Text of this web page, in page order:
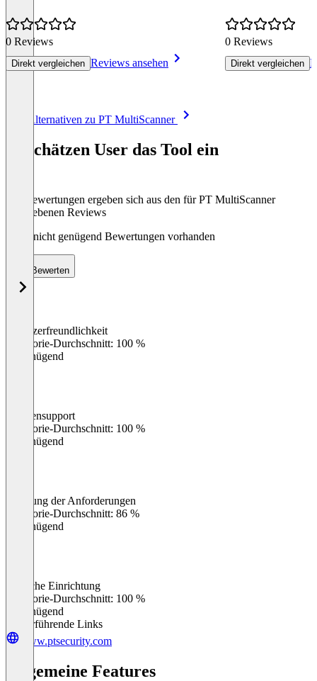
0 Reviews
Direkt vergleichen Reviews ansehen
0 Reviews
Direkt vergleichen
Alle Alternativen zu PT MultiScanner
So schätzen User das Tool ein
Die Bewertungen ergeben sich aus den für PT MultiScanner
abgegebenen Reviews
Noch nicht genügend Bewertungen vorhanden
Bewerten
Benutzerfreundlichkeit
Kategorie-Durchschnitt: 100 %
Ungenügend
Kundensupport
Kategorie-Durchschnitt: 100 %
Ungenügend
Erfüllung der Anforderungen
Kategorie-Durchschnitt: 86 %
Ungenügend
Einfache Einrichtung
Kategorie-Durchschnitt: 100 %
Ungenügend
Weiterführende Links
www.ptsecurity.com
Allgemeine Features